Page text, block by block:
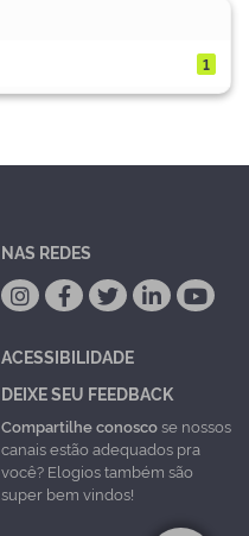
1
NAS REDES
ACESSIBILIDADE
DEIXE SEU FEEDBACK
Compartilhe conoscose nossos
canais estão adequados pra
você? Elogios também são
super bem vindos!